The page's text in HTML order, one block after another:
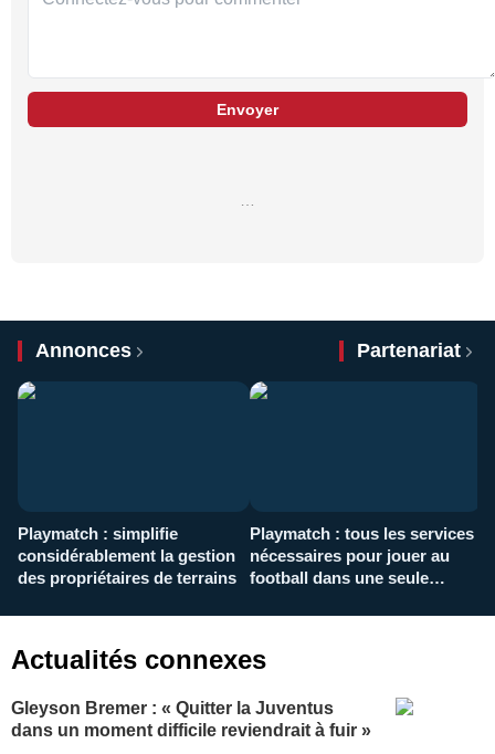
Envoyer
Annonces Partenariat
Playmatch : simplifie
considérablement la gestion
des propriétaires de terrains
Playmatch : tous les services
nécessaires pour jouer au
football dans une seule
Actualités connexes
Gleyson Bremer : « Quitter la Juventus
dans un moment difficile reviendrait à fuir »